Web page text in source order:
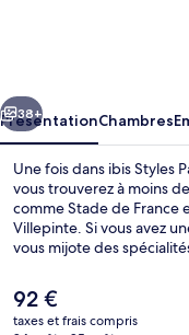
Expositions
de
Villepinte
Suivant
38+
PrésentationChambres
Une fois dans ibis Styles
vous trouverez à moins
comme Stade de France
Villepinte. Si vous avez
vous mijote des
hébergement : un bar /
situe à une courte
du Parc des Expositions
Le
prix
92 €
taxes et frais compris